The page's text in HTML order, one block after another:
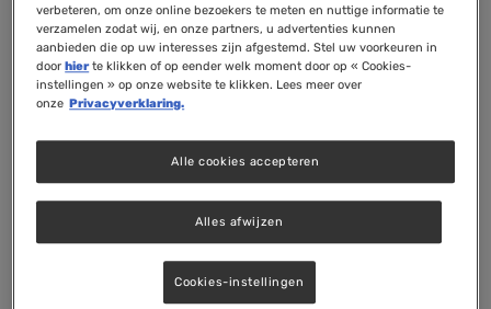
verbeteren, om onze online bezoekers te meten en nuttige informatie te
verzamelen zodat wij, en onze partners, u advertenties kunnen
aanbieden die op uw interesses zijn afgestemd. Stel uw voorkeuren in
doorhierte klikken of op eender welk moment door op « Cookies-
instellingen » op onze website te klikken. Lees meer over
onze Privacyverklaring.
Alles afwijzen
Alle cookies accepteren
Cookies-instellingen